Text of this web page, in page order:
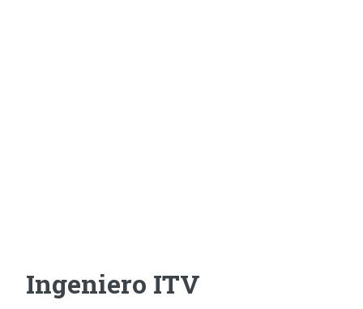
Ingeniero ITV